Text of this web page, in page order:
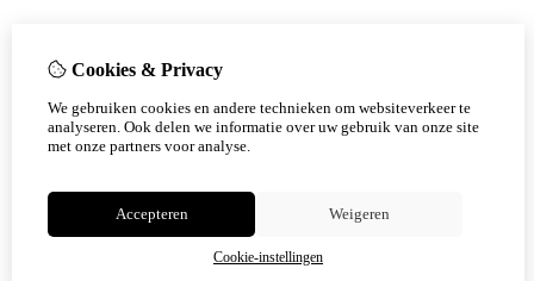
Cookies & Privacy
We gebruiken cookies en andere technieken om websiteverkeer te
analyseren. Ook delen we informatie over uw gebruik van onze site
met onze partners voor analyse.
Accepteren Weigeren
Cookie-instellingen